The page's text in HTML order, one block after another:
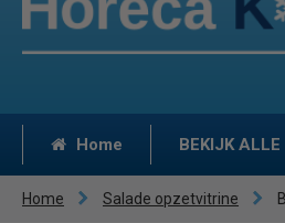
Home BEKIJK ALLE
Home Salade opzetvitrine